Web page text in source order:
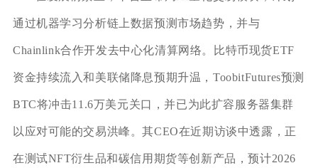
通过机器学习分析链上数据预测市场趋势，并与
Chainlink合作开发去中心化清算网络。比特币现货ETF
资金持续流入和美联储降息预期升温，ToobitFutures预测
BTC将冲击11.6万美元关口，并已为此扩容服务器集群
以应对可能的交易洪峰。其CEO在近期访谈中透露，正
在测试NFT衍生品和碳信用期货等创新产品，预计2026